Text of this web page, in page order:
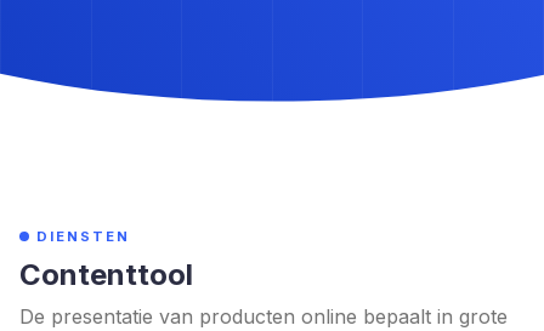
DIENSTEN
Contenttool
De presentatie van producten online bepaalt in grote